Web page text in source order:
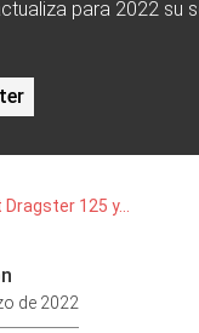
para 2022
Dragster 125 y...
de 2022